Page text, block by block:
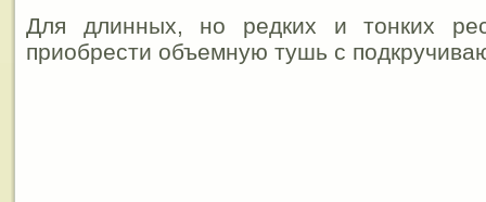
Для длинных, но редких и тонких
приобрести объемную тушь с